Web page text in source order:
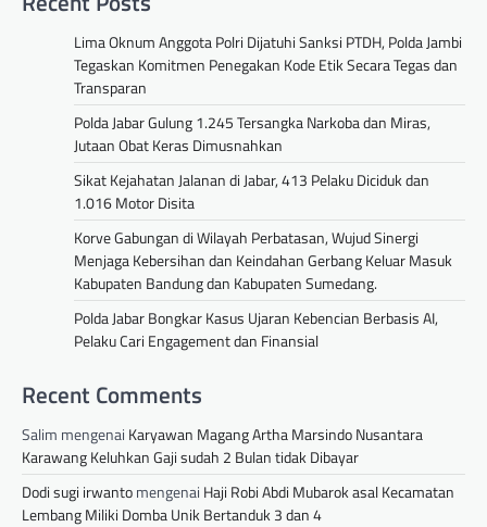
Lima Oknum Anggota Polri Dijatuhi Sanksi PTDH, Polda Jambi
Tegaskan Komitmen Penegakan Kode Etik Secara Tegas dan
Transparan
Polda Jabar Gulung 1.245 Tersangka Narkoba dan Miras,
Jutaan Obat Keras Dimusnahkan
Sikat Kejahatan Jalanan di Jabar, 413 Pelaku Diciduk dan
1.016 Motor Disita
Korve Gabungan di Wilayah Perbatasan, Wujud Sinergi
Menjaga Kebersihan dan Keindahan Gerbang Keluar Masuk
Kabupaten Bandung dan Kabupaten Sumedang.
Polda Jabar Bongkar Kasus Ujaran Kebencian Berbasis AI,
Pelaku Cari Engagement dan Finansial
Recent Comments
Salim mengenai Karyawan Magang Artha Marsindo Nusantara
Karawang Keluhkan Gaji sudah 2 Bulan tidak Dibayar
Dodi sugi irwantomengenai Haji Robi Abdi Mubarok asal Kecamatan
Lembang Miliki Domba Unik Bertanduk 3 dan 4